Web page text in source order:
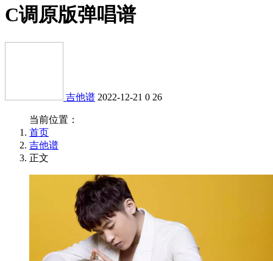
C调原版弹唱谱
吉他谱 2022-12-21 0 26
当前位置：
首页
吉他谱
正文